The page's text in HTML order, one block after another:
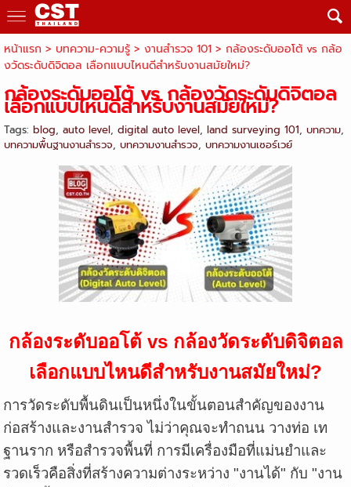
หน้าแรก > บทความ-ความรู้ > งานสำรวจ 101> กล้องระดับออโต้ vs กล้อ
งวัดระดับดิจิตอล เลือกแบบไหนดีสำหรับงานสมัยใหม่?
กล้องระดับออโต้ vs กล้องวัดระดับดิจิตอล
เลือกแบบไหนดีสำหรับงานสมัยใหม่?
Tags: blog, auto level, digital auto level, land surveying 101, บทความ,
บทความพื้นฐานงานสำรวจ, บทความงานสำรวจ, บทความงานเซอร์เวย์
กล้องระดับออโต้ vs กล้องวัดระดับดิจิตอล
เลือกแบบไหนดีสำหรับงานสมัยใหม่?
การวัดระดับพื้นดินเป็นหนึ่งในขั้นตอนสำคัญของงาน
ก่อสร้างและงานสำรวจ ไม่ว่าคุณจะทำถนน วางท่อ เท
ฐานราก หรือสำรวจพื้นที่ การมีเครื่องมือที่แม่นยำและ
รวดเร็วคือสิ่งที่สร้างความต่างระหว่าง "งานได้" กับ "งาน